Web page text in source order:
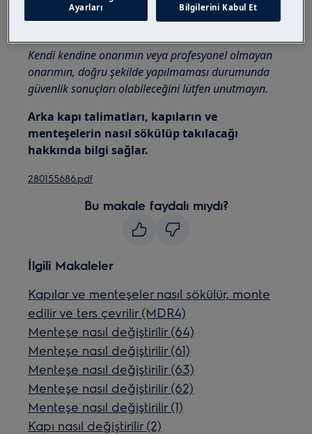
Daima koruyucu eldivenler ve kapalı ayakkabılar
Kendi kendine onarımın veya profesyonel olmayan
onarımın, doğru şekilde yapılmaması durumunda
güvenlik sonuçları olabileceğini lütfen unutmayın.
Arka kapı talimatları, kapıların ve
menteşelerin nasıl sökülüp takılacağı
hakkında bilgi sağlar.
280155686.pdf
Bu makale faydalı mıydı?
İlgili Makaleler
Kapılar ve menteşeler nasıl sökülür, monte
edilir ve ters çevrilir (MDR4)
Menteşe nasıl değiştirilir (64)
Menteşe nasıl değiştirilir (61)
Menteşe nasıl değiştirilir (63)
Menteşe nasıl değiştirilir (62)
Menteşe nasıl değiştirilir (1)
Kapı nasıl değiştirilir (2)
Ayarları
Bilgilerini Kabul Et